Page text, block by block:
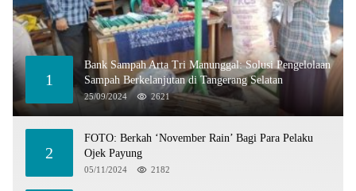
1
Bank Sampah Arta Tri Manunggal: Solusi Pengelolaan
Sampah Berkelanjutan di Tangerang Selatan
25/09/2024 2621
2
FOTO: Berkah ‘November Rain’ Bagi Para Pelaku
Ojek Payung
05/11/2024 2182